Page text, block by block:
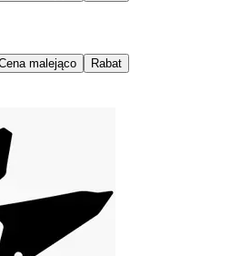
malejąco Rabat